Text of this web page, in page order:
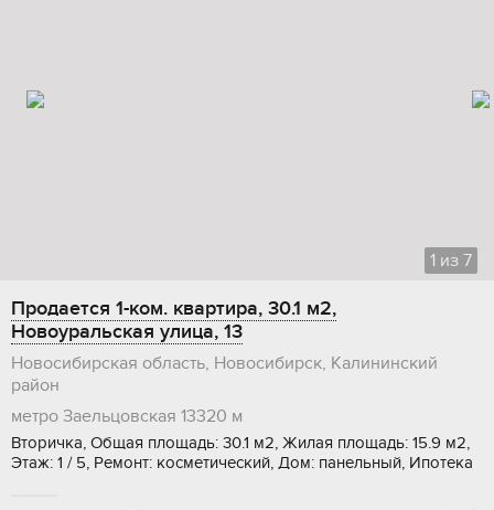
1 из 7
Продается 1-ком. квартира, 30.1 м2,
Новоуральская улица, 13
Новосибирская область, Новосибирск, Калининский
район
метро Заельцовская 13320 м
Вторичка, Общая площадь: 30.1 м2, Жилая площадь: 15.9 м2,
Этаж: 1 / 5, Ремонт: косметический, Дом: панельный, Ипотека